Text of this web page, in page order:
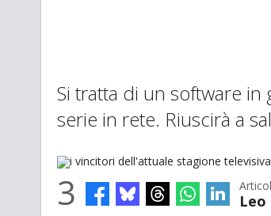
Si tratta di un software
serie in rete. Riuscirà a
3 Leo